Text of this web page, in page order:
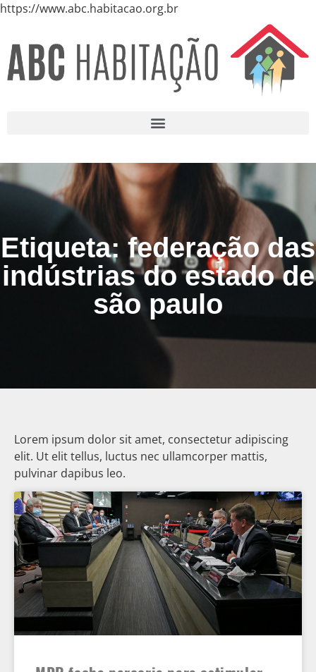
https://www.abc.habitacao.org.br
Etiqueta: federação das
indústrias do estado de
são paulo
Lorem ipsum dolor sit amet, consectetur adipiscing
elit. Ut elit tellus, luctus nec ullamcorper mattis,
pulvinar dapibus leo.